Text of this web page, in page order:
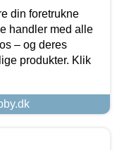
din foretrukne
handler med alle
– og deres
produkter. Klik